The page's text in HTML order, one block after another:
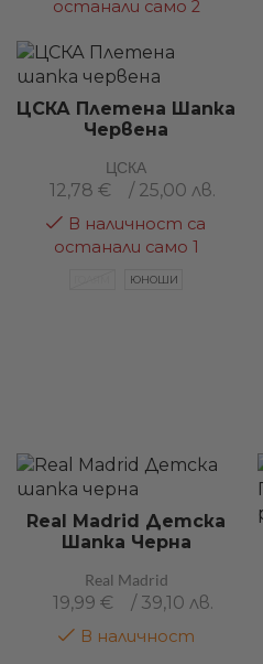
останали само 2
ЦСКА Плетена Шапка
Червена
ЦСКА
12,78 € / 25,00 лв.
В наличност са
останали само 1
ЮНОШИ
Real Madrid Детска
Шапка Черна
Real Madrid
19,99 € / 39,10 лв.
В наличност